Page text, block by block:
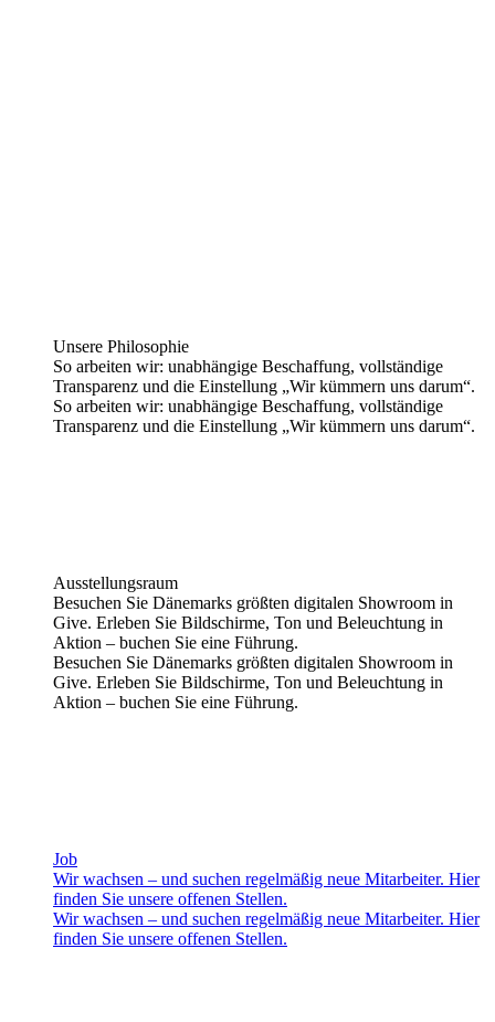
Unsere Philosophie
So arbeiten wir: unabhängige Beschaffung, vollständige
Transparenz und die Einstellung „Wir kümmern uns darum“.
So arbeiten wir: unabhängige Beschaffung, vollständige
Transparenz und die Einstellung „Wir kümmern uns darum“.
Ausstellungsraum
Besuchen Sie Dänemarks größten digitalen Showroom in
Give. Erleben Sie Bildschirme, Ton und Beleuchtung in
Aktion – buchen Sie eine Führung.
Besuchen Sie Dänemarks größten digitalen Showroom in
Give. Erleben Sie Bildschirme, Ton und Beleuchtung in
Aktion – buchen Sie eine Führung.
Job
Wir wachsen – und suchen regelmäßig neue Mitarbeiter. Hier
finden Sie unsere offenen Stellen.
Wir wachsen – und suchen regelmäßig neue Mitarbeiter. Hier
finden Sie unsere offenen Stellen.